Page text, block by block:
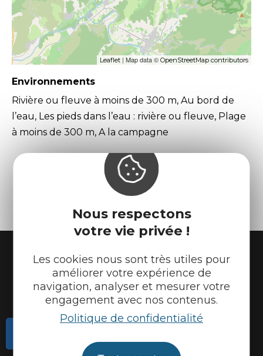
Nous respectons
votre vie privée !
Les cookies nous sont très utiles pour
améliorer votre expérience de
navigation, analyser et mesurer votre
engagement avec nos contenus.
Politique de confidentialité
Leaflet | Map data © OpenStreetMap contributors
Environnements
Rivière ou fleuve à moins de 300 m, Au bord de
l’eau, Les pieds dans l’eau : rivière ou fleuve, Plage
à moins de 300 m, A la campagne